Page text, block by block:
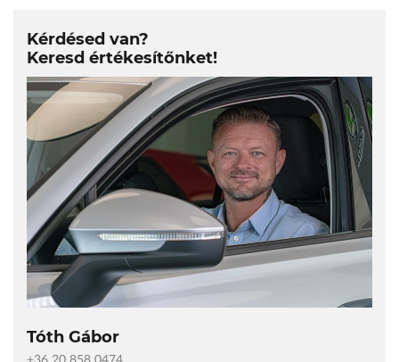
Kérdésed van?
Keresd értékesítőnket!
Tóth Gábor